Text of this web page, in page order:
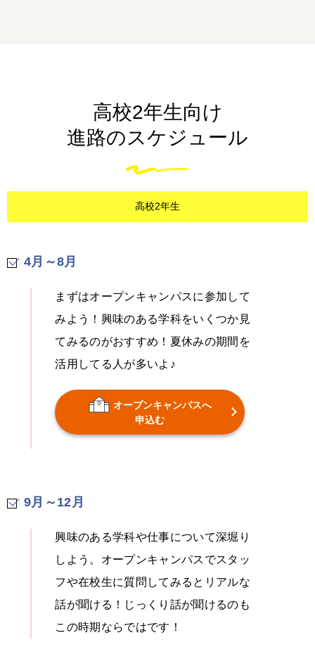
高校2年生向け
進路のスケジュール
高校2年生
4月～8月
まずはオープンキャンパスに参加して
みよう！興味のある学科をいくつか見
てみるのがおすすめ！夏休みの期間を
活用してる人が多いよ♪
オープンキャンパスへ
申込む
9月～12月
興味のある学科や仕事について深堀り
しよう。オープンキャンパスでスタッ
フや在校生に質問してみるとリアルな
話が聞ける！じっくり話が聞けるのも
この時期ならではです！